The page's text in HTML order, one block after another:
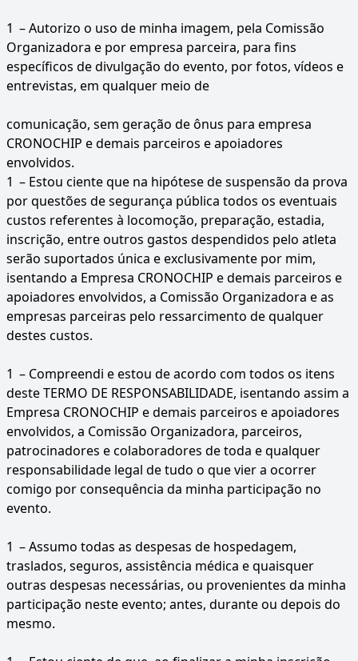
1 – Autorizo o uso de minha imagem, pela Comissão
Organizadora e por empresa parceira, para fins
específicos de divulgação do evento, por fotos, vídeos e
entrevistas, em qualquer meio de
comunicação, sem geração de ônus para empresa
CRONOCHIP e demais parceiros e apoiadores
envolvidos.
1 – Estou ciente que na hipótese de suspensão da prova
por questões de segurança pública todos os eventuais
custos referentes à locomoção, preparação, estadia,
inscrição, entre outros gastos despendidos pelo atleta
serão suportados única e exclusivamente por mim,
isentando a Empresa CRONOCHIP e demais parceiros e
apoiadores envolvidos, a Comissão Organizadora e as
empresas parceiras pelo ressarcimento de qualquer
destes custos.
1 – Compreendi e estou de acordo com todos os itens
deste TERMO DE RESPONSABILIDADE, isentando assim a
Empresa CRONOCHIP e demais parceiros e apoiadores
envolvidos, a Comissão Organizadora, parceiros,
patrocinadores e colaboradores de toda e qualquer
responsabilidade legal de tudo o que vier a ocorrer
comigo por consequência da minha participação no
evento.
1 – Assumo todas as despesas de hospedagem,
traslados, seguros, assistência médica e quaisquer
outras despesas necessárias, ou provenientes da minha
participação neste evento; antes, durante ou depois do
mesmo.